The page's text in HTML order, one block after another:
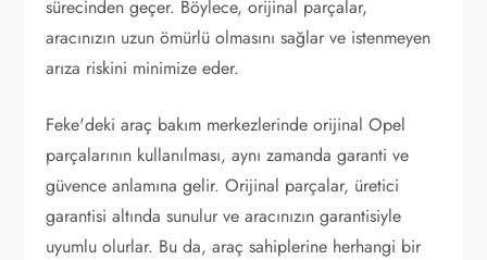
sürecinden geçer. Böylece, orijinal parçalar,
aracınızın uzun ömürlü olmasını sağlar ve istenmeyen
arıza riskini minimize eder.
Feke'deki araç bakım merkezlerinde orijinal Opel
parçalarının kullanılması, aynı zamanda garanti ve
güvence anlamına gelir. Orijinal parçalar, üretici
garantisi altında sunulur ve aracınızın garantisiyle
uyumlu olurlar. Bu da, araç sahiplerine herhangi bir